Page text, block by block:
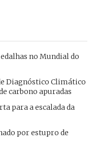
no Mundial do
Diagnóstico Climático
carbono apuradas
para a escalada da
por estupro de